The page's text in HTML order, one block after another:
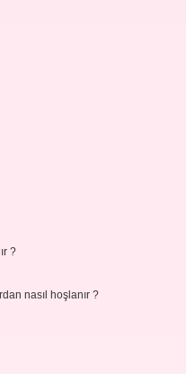
?
nasıl hoşlanır ?